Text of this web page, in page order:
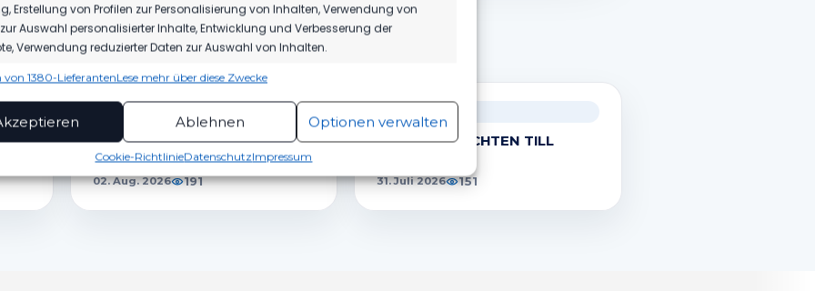
Erstellung von Profilen zur Personalisierung von Inhalten, Verwendung von
Auswahl personalisierter Inhalte, Entwicklung und Verbesserung der
Verwendung reduzierter Daten zur Auswahl von Inhalten.
und Kombination von Daten aus unterschiedlichen Quellen,
verschiedener Endgeräte, Identifikation von Endgeräten
automatisch übermittelter Informationen.
der Sicherheit, Verhinderung und
von Betrug und Fehlerbehebung,
und Anzeige von Werbung und Inhalten,
von 1380-LieferantenLese mehr über diese Zwecke
Ablehnen Optionen verwalten
Cookie-RichtlinieDatenschutzImpressum
AUCH INTERESSIEREN.
HERBER DÄMPFER AUF DEM
WEG ZUM KLASSENERHALT
02. Aug. 2026 191
WIR VERPFLICHTEN TILL
31. Juli 2026 151